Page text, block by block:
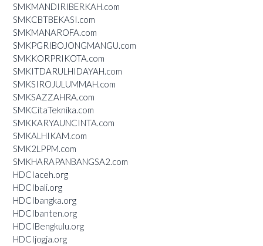
SMKMANDIRIBERKAH.com
SMKCBTBEKASI.com
SMKMANAROFA.com
SMKPGRIBOJONGMANGU.com
SMKKORPRIKOTA.com
SMKITDARULHIDAYAH.com
SMKSIROJULUMMAH.com
SMKSAZZAHRA.com
SMKCitaTeknika.com
SMKKARYAUNCINTA.com
SMKALHIKAM.com
SMK2LPPM.com
SMKHARAPANBANGSA2.com
HDCIaceh.org
HDCIbali.org
HDCIbangka.org
HDCIbanten.org
HDCIBengkulu.org
HDCIjogja.org